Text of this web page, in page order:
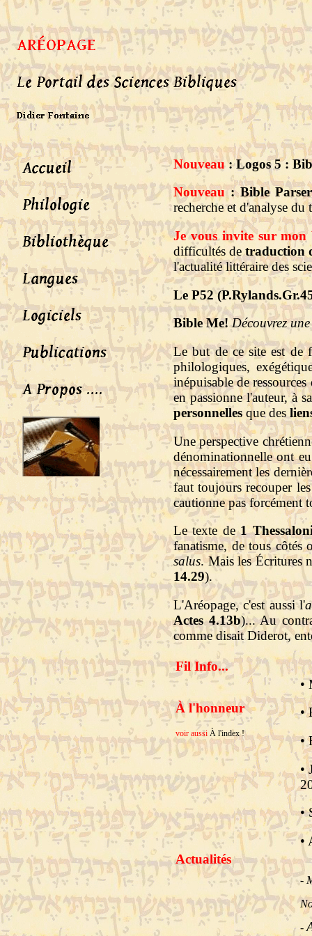
Nouveau:Logos 5 :
Nouveau:Bible
recherche et d'analyse
Je vous invite sur mon
difficultés detraduction
l'actualité littéraire des
Le P52
Bible Me! Découvrez
Le but de ce site est de
philologiques,
inépuisable de
en passionne l'auteur, à
personnelles que des
Une perspective
dénominationnelle ont
nécessairement les
faut toujours recouper
cautionne pas forcément
Le texte de1
fanatisme, de tous côtés
salus. Mais les Écritures
14.29).
L'Aréopage, c'est aussi l'
Actes 4.13b)... Au
comme disait Diderot,
Fil Info...
À l'honneur
voir aussi À l'index !
•
•
•
•
•
•
Actualités
-
-